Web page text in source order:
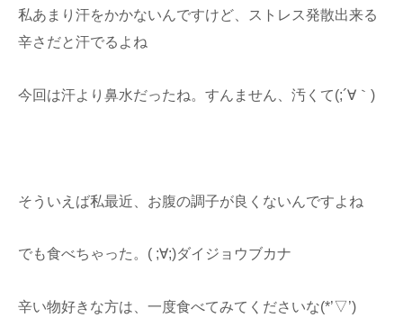
私あまり汗をかかないんですけど、ストレス発散出来る
辛さだと汗でるよね
今回は汗より鼻水だったね。すんません、汚くて(;´∀｀)
そういえば私最近、お腹の調子が良くないんですよね
でも食べちゃった。( ;∀;)ダイジョウブカナ
辛い物好きな方は、一度食べてみてくださいな(*’▽’)